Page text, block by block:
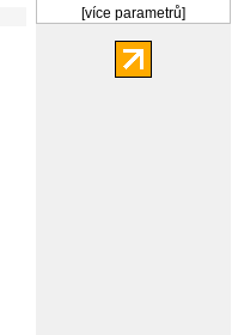
[více parametrů]